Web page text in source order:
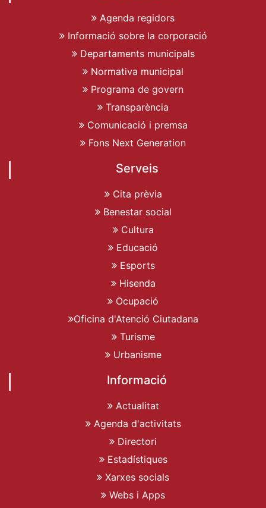
Agenda regidors
Informació sobre la corporació
Departaments municipals
Normativa municipal
Programa de govern
Transparència
Comunicació i premsa
Fons Next Generation
Serveis
Cita prèvia
Benestar social
Cultura
Educació
Esports
Hisenda
Ocupació
Oficina d'Atenció Ciutadana
Turisme
Urbanisme
Informació
Actualitat
Agenda d'activitats
Directori
Estadístiques
Xarxes socials
Webs i Apps